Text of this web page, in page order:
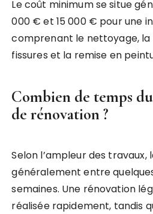
Le coût minimum se situe
000 € et 15 000 € pour une
comprenant le nettoyage,
fissures et la remise en
Combien de temps
de rénovation ?
Selon l’ampleur des travaux,
généralement entre
semaines. Une rénovation
réalisée rapidement, tandis